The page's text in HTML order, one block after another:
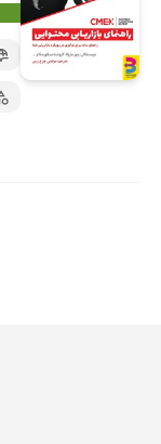
کتاب‌های متنی